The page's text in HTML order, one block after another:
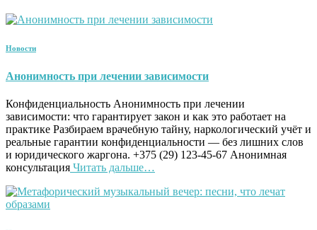
Новости
Анонимность при лечении зависимости
Конфиденциальность Анонимность при лечении
зависимости: что гарантирует закон и как это работает на
практике Разбираем врачебную тайну, наркологический учёт и
реальные гарантии конфиденциальности — без лишних слов
и юридического жаргона. +375 (29) 123-45-67 Анонимная
консультация Читать дальше…